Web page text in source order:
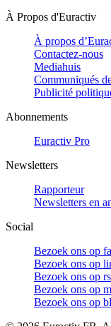
À Propos d'Euractiv
À propos
Contactez-nous
Mediahuis
Communiqués
Publicité
Abonnements
Euractiv Pro
Newsletters
Rapporteur
Newsletters en
Social
Bezoek ons op
Bezoek ons op
Bezoek ons op
Bezoek ons op
Bezoek ons op